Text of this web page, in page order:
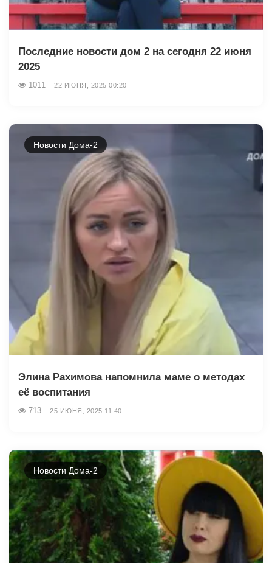
Последние новости дом 2 на сегодня 22 июня
2025
1011 22 ИЮНЯ, 2025 00:20
Новости Дома-2
Элина Рахимова напомнила маме о методах
её воспитания
713 25 ИЮНЯ, 2025 11:40
Новости Дома-2